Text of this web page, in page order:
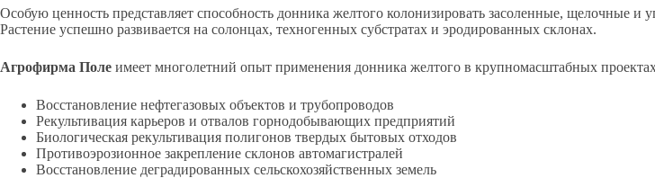
Особую ценность представляет способность донника желтого колонизировать засоленные, щелочные
Растение успешно развивается на солонцах, техногенных субстратах и эродированных склонах.
Агрофирма Поле имеет многолетний опыт применения донника желтого в крупномасштабных
Восстановление нефтегазовых объектов и трубопроводов
Рекультивация карьеров и отвалов горнодобывающих предприятий
Биологическая рекультивация полигонов твердых бытовых отходов
Противоэрозионное закрепление склонов автомагистралей
Восстановление деградированных сельскохозяйственных земель